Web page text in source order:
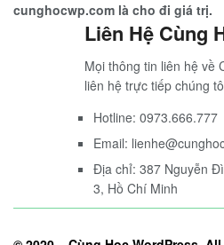
cunghocwp.com là cho đi giá trị.
Liên Hệ Cùng
Mọi thông tin liên hệ về
liên hệ trực tiếp chúng
Hotline: 0973.666.777
Email:
Địa chỉ: 387 Nguyễn
3, Hồ Chí Minh